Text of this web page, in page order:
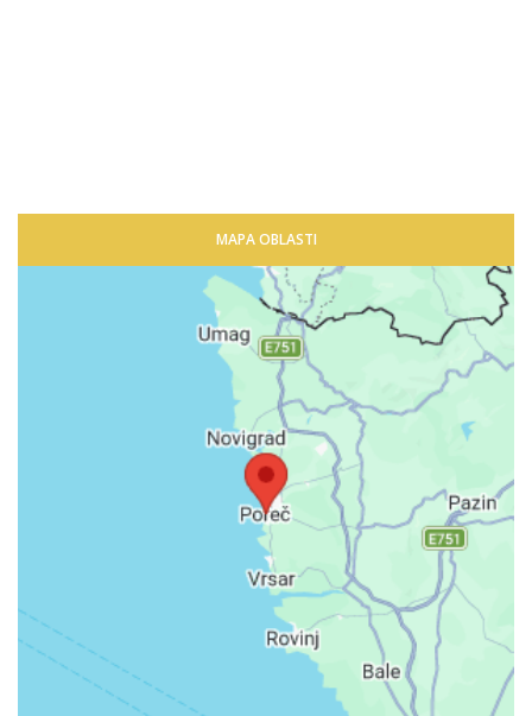
MAPA OBLASTI